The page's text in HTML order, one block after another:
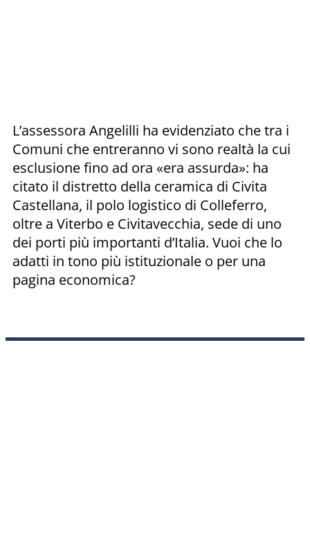
L’assessora Angelilli ha evidenziato che tra i
Comuni che entreranno vi sono realtà la cui
esclusione fino ad ora «era assurda»: ha
citato il distretto della ceramica di Civita
Castellana, il polo logistico di Colleferro,
oltre a Viterbo e Civitavecchia, sede di uno
dei porti più importanti d’Italia. Vuoi che lo
adatti in tono più istituzionale o per una
pagina economica?